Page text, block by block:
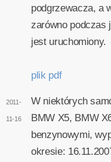
podgrzewacza, a
zarówno podczas
jest uruchomiony.
plik pdf
2011-
11-16
W niektórych
BMW X5, BMW
benzynowymi,
okresie: